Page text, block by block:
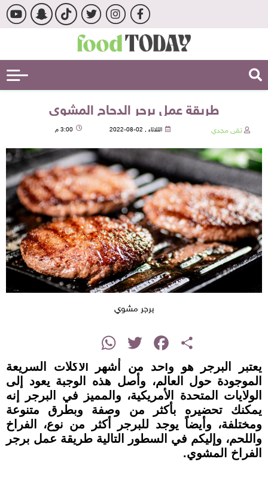
طريقة عمل برجر الدجاج المشوي
تقى مجدي الثلاثاء , 02-08-2022 3:00 م
برجر مشوي
Share
Facebook
Twitter
WhatsApp
يعتبر البرجر هو واحد من أشهر الأكلات السريعة
الموجودة حول العالم، وأصل هذه الوجبة يعود إلى
الولايات المتحدة الأمريكية، والمميز في البرجر إنه
يمكنك تحضيره بأكثر من وصفة وبطرق متنوعة
ومختلفة، وأيضاً يوجد للبرجر أكثر من نوع، الفراخ
واللحم، وإليكم في السطور التالية طريقة عمل برجر
الفراخ المشوي.